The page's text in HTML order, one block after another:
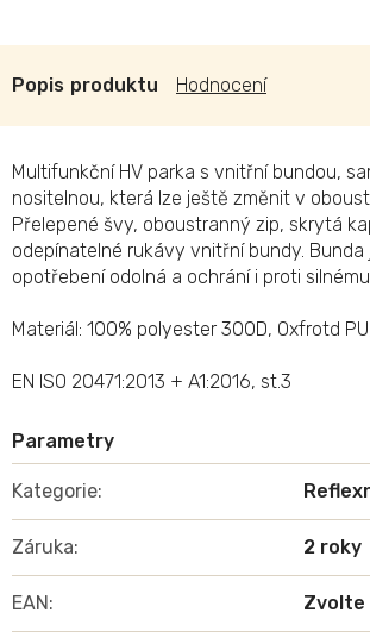
Popis Hodnocení
Multifunkční HV parka s vnitřní bundou,
nositelnou, která lze ještě změnit v
Přelepené švy, oboustranný zip, skrytá
odepínatelné rukávy vnitřní bundy.
opotřebení odolná a ochrání i proti
Materiál: 100% polyester 300D, Oxfrotd
EN ISO 20471:2013 + A1:2016, st.3
Kategorie:
Záruka: 2 roky
EAN: Zvolte